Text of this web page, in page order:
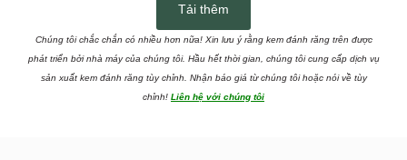
Tải thêm
Chúng tôi chắc chắn có nhiều hơn nữa! Xin lưu ý rằng kem đánh răng trên được
phát triển bởi nhà máy của chúng tôi. Hầu hết thời gian, chúng tôi cung cấp dịch vụ
sản xuất kem đánh răng tùy chỉnh. Nhận báo giá từ chúng tôi hoặc nói về tùy
chỉnh! Liên hệ với chúng tôi